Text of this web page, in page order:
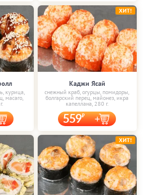
курица,
масаго,
Каджи Ясай
снежный краб, огурцы, помидоры,
болгарский перец, майонез, икра
капеллана, 280 г.
559
ХИТ!
ХИТ!